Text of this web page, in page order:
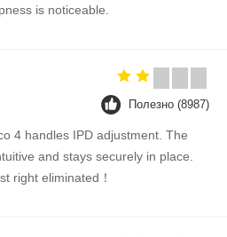
is noticeable.
Полезно (8987)
4 handles IPD adjustment. The
and stays securely in place.
right eliminated！